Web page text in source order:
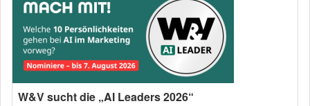
W&V sucht die „AI Leaders 2026“